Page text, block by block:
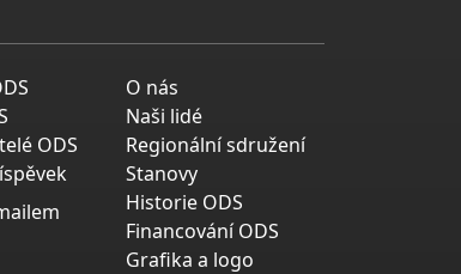
ODS
O nás
Naši lidé
Regionální sdružení
Stanovy
Historie ODS
Financování ODS
Grafika a logo